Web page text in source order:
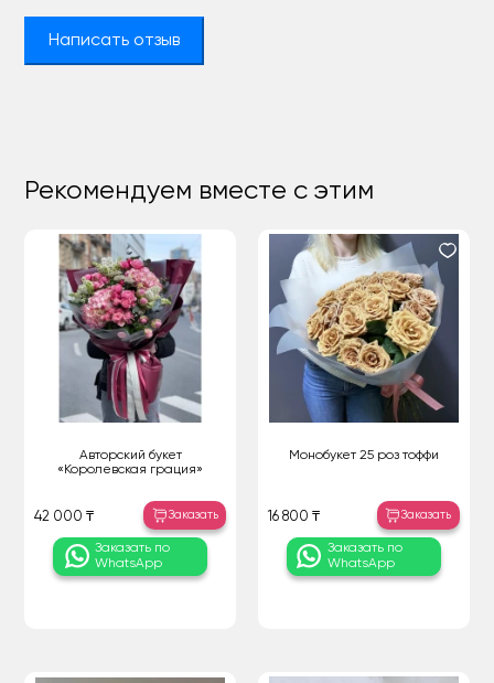
Написать отзыв
Рекомендуем вместе с этим
Авторский букет
«Королевская грация»
42 000 ₸ Заказать
Заказать по
WhatsApp
Монобукет 25 роз тоффи
16 800 ₸ Заказать
Заказать по
WhatsApp